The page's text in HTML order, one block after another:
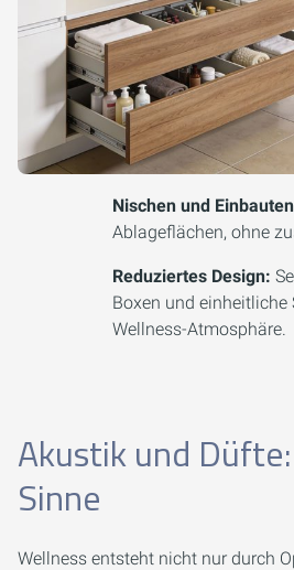
Nischen und
Ablageflächen, ohne
Reduziertes Design:
Boxen und
Wellness-Atmosphäre.
Akustik und
Sinne
Wellness entsteht nicht nur durch